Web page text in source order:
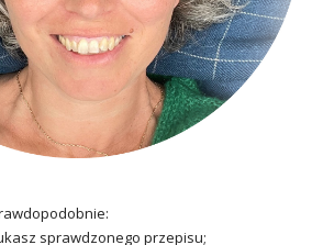
sprawdzonego przepisu;